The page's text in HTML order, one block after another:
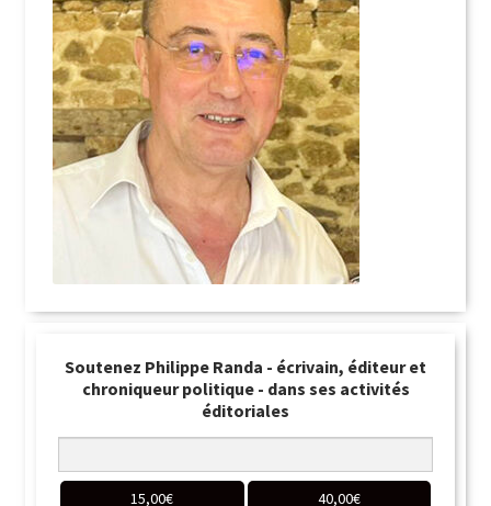
Soutenez Philippe Randa - écrivain, éditeur et
chroniqueur politique - dans ses activités
éditoriales
15,00€ 40,00€